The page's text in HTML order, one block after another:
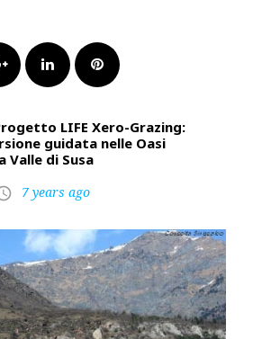
Google+LinkedInPinterest
LIFE Xero-Grazing:
guidata nelle Oasi
Valle di Susa
7 years ago